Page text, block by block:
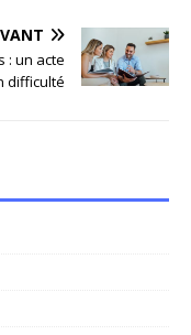
: un acte
difficulté